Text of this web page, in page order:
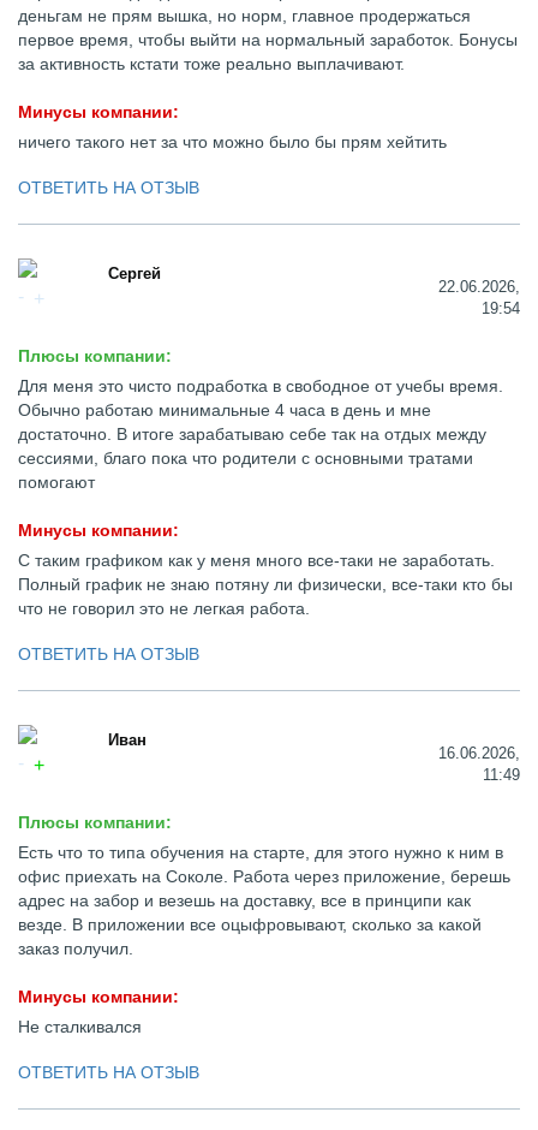
деньгам не прям вышка, но норм, главное продержаться
первое время, чтобы выйти на нормальный заработок. Бонусы
за активность кстати тоже реально выплачивают.
Минусы компании:
ничего такого нет за что можно было бы прям хейтить
ОТВЕТИТЬ НА ОТЗЫВ
Сергей
22.06.2026,
19:54
Плюсы компании:
Для меня это чисто подработка в свободное от учебы время.
Обычно работаю минимальные 4 часа в день и мне
достаточно. В итоге зарабатываю себе так на отдых между
сессиями, благо пока что родители с основными тратами
помогают
Минусы компании:
С таким графиком как у меня много все-таки не заработать.
Полный график не знаю потяну ли физически, все-таки кто бы
что не говорил это не легкая работа.
ОТВЕТИТЬ НА ОТЗЫВ
Иван
16.06.2026,
11:49
Плюсы компании:
Есть что то типа обучения на старте, для этого нужно к ним в
офис приехать на Соколе. Работа через приложение, берешь
адрес на забор и везешь на доставку, все в принципи как
везде. В приложении все оцыфровывают, сколько за какой
заказ получил.
Минусы компании:
Не сталкивался
ОТВЕТИТЬ НА ОТЗЫВ